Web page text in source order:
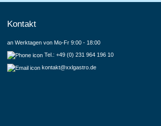
Kontakt
an Werktagen von Mo-Fr 9:00 - 18:00
Tel.: +49 (0) 231 964 196 10
kontakt@xxlgastro.de